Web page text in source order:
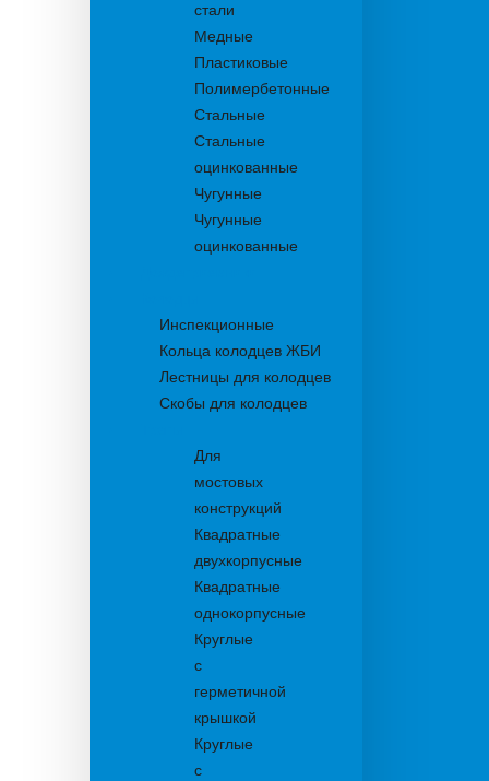
стали
Медные
Пластиковые
Полимербетонные
Стальные
Стальные
оцинкованные
Чугунные
Чугунные
оцинкованные
Инспекционные
Кольца колодцев ЖБИ
Лестницы для колодцев
Скобы для колодцев
Для
мостовых
конструкций
Квадратные
двухкорпусные
Квадратные
однокорпусные
Круглые
с
герметичной
крышкой
Круглые
с